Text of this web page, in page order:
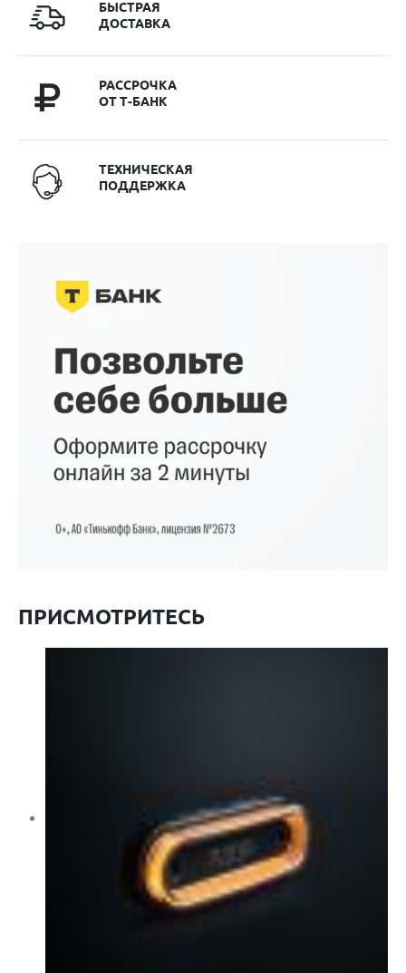
БЫСТРАЯ
ДОСТАВКА
РАССРОЧКА
ОТ Т-БАНК
ТЕХНИЧЕСКАЯ
ПОДДЕРЖКА
ПРИСМОТРИТЕСЬ